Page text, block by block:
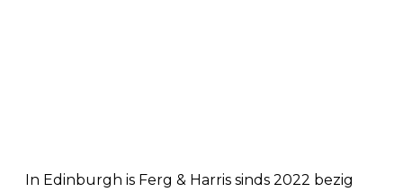
In Edinburgh is Ferg & Harris sinds 2022 bezig